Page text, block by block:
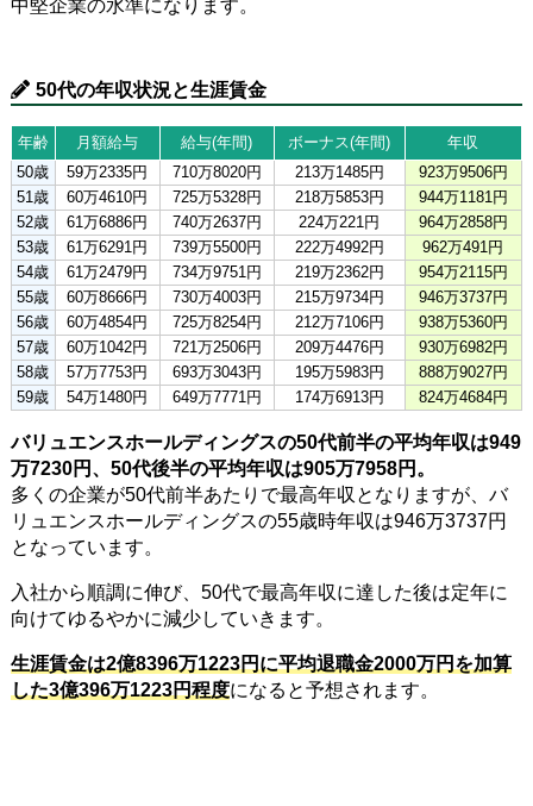
中堅企業の水準になります。
50代の年収状況と生涯賃金
年齢 月額給与 給与(年間) ボーナス(年間)
年収
50歳
59万2335円 710万8020円 213万1485円
923万9506円
51歳
60万4610円 725万5328円 218万5853円
944万1181円
52歳
61万6886円 740万2637円 224万221円
964万2858円
53歳
61万6291円 739万5500円 222万4992円
962万491円
54歳
61万2479円 734万9751円 219万2362円
954万2115円
55歳
60万8666円 730万4003円 215万9734円
946万3737円
56歳
60万4854円 725万8254円 212万7106円
938万5360円
57歳
60万1042円 721万2506円 209万4476円
930万6982円
58歳
57万7753円 693万3043円 195万5983円
888万9027円
59歳
54万1480円 649万7771円 174万6913円 824万4684円
バリュエンスホールディングスの50代前半の平均年収は949
万7230円、50代後半の平均年収は905万7958円。
多くの企業が50代前半あたりで最高年収となりますが、バ
リュエンスホールディングスの55歳時年収は946万3737円
となっています。
入社から順調に伸び、50代で最高年収に達した後は定年に
向けてゆるやかに減少していきます。
生涯賃金は2億8396万1223円に平均退職金2000万円を加算
した3億396万1223円程度になると予想されます。